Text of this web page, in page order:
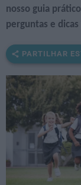
nosso guia
perguntas e
PARTILHAR